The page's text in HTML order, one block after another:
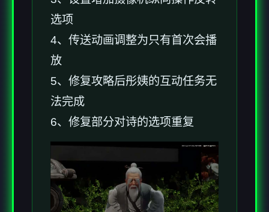
选项
4、传送动画调整为只有首次会播
放
5、修复攻略后彤姨的互动任务无
法完成
6、修复部分对诗的选项重复